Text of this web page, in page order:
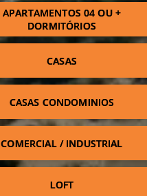
APARTAMENTOS 04 OU +
DORMITÓRIOS
CASAS
CASAS CONDOMINIOS
COMERCIAL / INDUSTRIAL
LOFT